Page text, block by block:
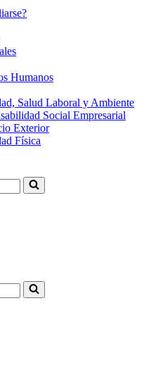
Humanos
Salud Laboral y Ambiente
Social Empresarial
Exterior
Física